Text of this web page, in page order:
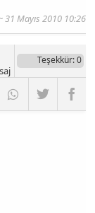
31 Mayıs 2010 10:26
Teşekkür: 0